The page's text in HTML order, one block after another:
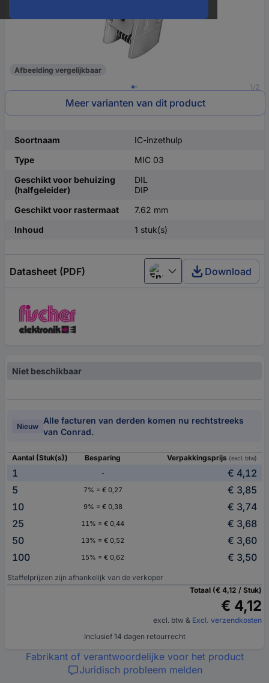
1/2
Afbeelding vergelijkbaar
Meer varianten van dit product
Soortnaam
IC-inzethulp
Type
MIC 03
Geschikt voor behuizing
(halfgeleider)
DIL
DIP
Geschikt voor rastermaat
7.62 mm
Inhoud
1 stuk(s)
Datasheet (PDF) English Download
Niet beschikbaar
Nieuw
Alle facturen van derden komen nu rechtstreeks
van Conrad.
Aantal (Stuk(s)) Besparing Verpakkingsprijs (excl. btw)
1 -
€ 4,12
5
7% = € 0,27
€ 3,85
10
9% = € 0,38
€ 3,74
25
11% = € 0,44
€ 3,68
50
13% = € 0,52
€ 3,60
100
15% = € 0,62 € 3,50
Staffelprijzen zijn afhankelijk van de verkoper
Totaal (€ 4,12 / Stuk)
€ 4,12
excl. btw & Excl. verzendkosten
Inclusief 14 dagen retourrecht
Fabrikant of verantwoordelijke voor het product
Juridisch probleem melden